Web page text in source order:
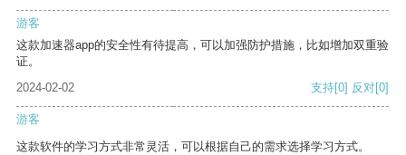
游客
这款加速器app的安全性有待提高，可以加强防护措施，比如增加双重验
证。
2024-02-02
支持[0] 反对[0]
游客
这款软件的学习方式非常灵活，可以根据自己的需求选择学习方式。